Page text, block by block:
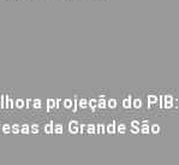
projeção do PIB:
da Grande São